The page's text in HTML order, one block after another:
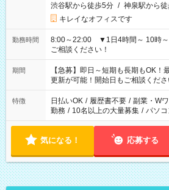
渋谷駅から徒歩5分 / 神泉駅から
キレイなオフィスです
勤務時間
8:00～22:00 ▼1日4時間～ 10時～
ご相談ください！
期間
【急募】即日～短期も長期もOK！
更新が可能！開始日もご相談くださ
特徴 日払いOK / 履歴書不要 / 副業・W
勤務 / 10名以上の大量募集 / パソ
気になる！ 応募する